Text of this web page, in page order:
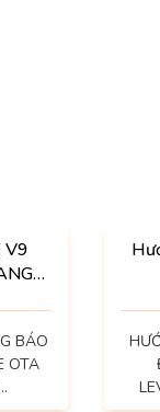
V9
BÁO
OTA